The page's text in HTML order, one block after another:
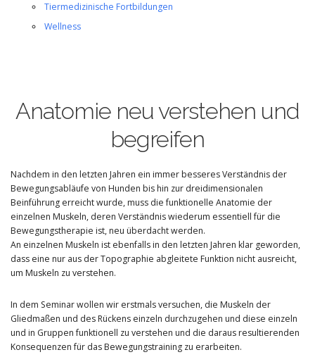
Tiermedizinische Fortbildungen
Wellness
Anatomie neu verstehen und
begreifen
Nachdem in den letzten Jahren ein immer besseres Verständnis der
Bewegungsabläufe von Hunden bis hin zur dreidimensionalen
Beinführung erreicht wurde, muss die funktionelle Anatomie der
einzelnen Muskeln, deren Verständnis wiederum essentiell für die
Bewegungstherapie ist, neu überdacht werden.
An einzelnen Muskeln ist ebenfalls in den letzten Jahren klar geworden,
dass eine nur aus der Topographie abgleitete Funktion nicht ausreicht,
um Muskeln zu verstehen.
In dem Seminar wollen wir erstmals versuchen, die Muskeln der
Gliedmaßen und des Rückens einzeln durchzugehen und diese einzeln
und in Gruppen funktionell zu verstehen und die daraus resultierenden
Konsequenzen für das Bewegungstraining zu erarbeiten.